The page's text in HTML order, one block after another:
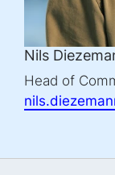
Nils
Head of